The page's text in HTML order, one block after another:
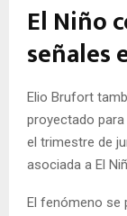
El Niño
señales
Elio Brufort
proyectado
el trimestre de
asociada a El
El fenómeno se